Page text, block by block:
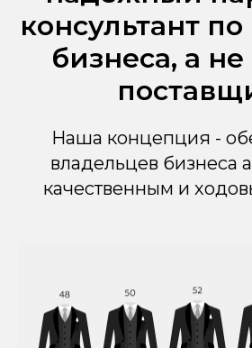
консультант
бизнеса, а не
Наша концепция -
владельцев бизнеса
качественным и